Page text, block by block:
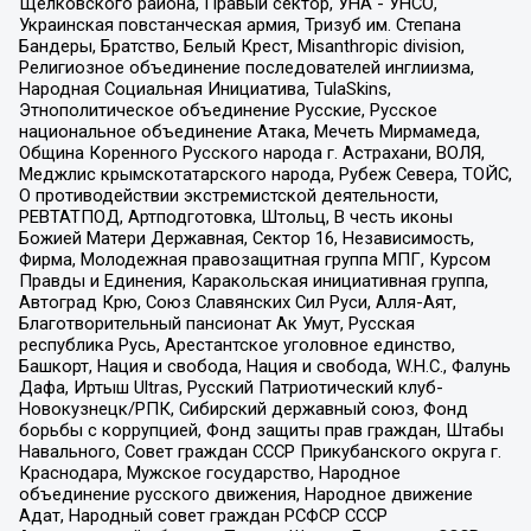
Украинская повстанческая армия, Тризуб им. Степана
Бандеры, Братство, Белый Крест, Misanthropic division,
Религиозное объединение последователей инглиизма,
Народная Социальная Инициатива, TulaSkins,
Этнополитическое объединение Русские, Русское
национальное объединение Атака, Мечеть Мирмамеда,
Община Коренного Русского народа г. Астрахани, ВОЛЯ,
Меджлис крымскотатарского народа, Рубеж Севера, ТОЙС,
О противодействии экстремистской деятельности,
РЕВТАТПОД, Артподготовка, Штольц, В честь иконы
Божией Матери Державная, Сектор 16, Независимость,
Фирма, Молодежная правозащитная группа МПГ, Курсом
Правды и Единения, Каракольская инициативная группа,
Автоград Крю, Союз Славянских Сил Руси, Алля-Аят,
Благотворительный пансионат Ак Умут, Русская
республика Русь, Арестантское уголовное единство,
Башкорт, Нация и свобода, Нация и свобода, W.H.С., Фалунь
Дафа, Иртыш Ultras, Русский Патриотический клуб-
Новокузнецк/РПК, Сибирский державный союз, Фонд
борьбы с коррупцией, Фонд защиты прав граждан, Штабы
Навального, Совет граждан СССР Прикубанского округа г.
Краснодара, Мужское государство, Народное
объединение русского движения, Народное движение
Адат, Народный совет граждан РСФСР СССР